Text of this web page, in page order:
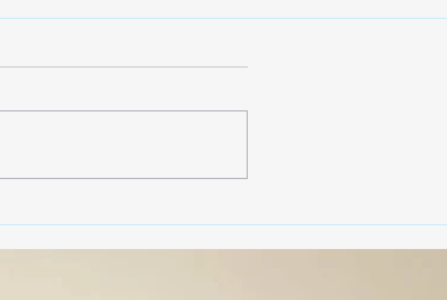
destaca instalación de 2 mil